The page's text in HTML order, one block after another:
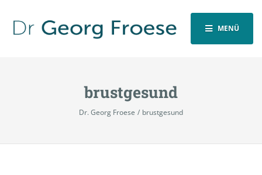
MENÜ
brustgesund
Dr. Georg Froese brustgesund